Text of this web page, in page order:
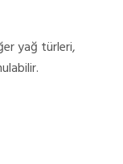
yağ türleri,